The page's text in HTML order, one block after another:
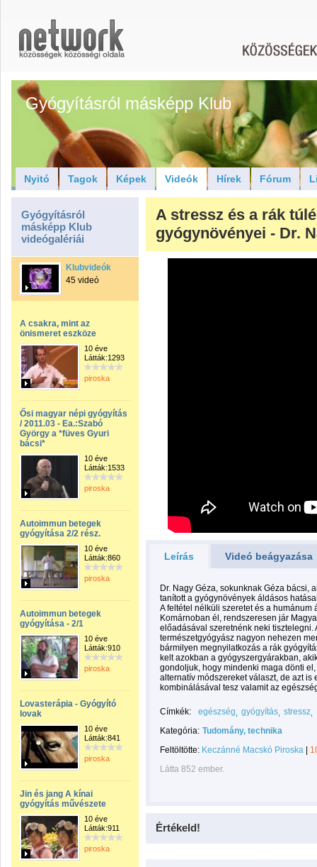
Gyógyításról másképp Klub
Nyitó Tagok Képek Videók Hírek Fórum
Gyógyításról
másképp Klub
videógalériái
Klubvideók
45 videó
A csakra, mint az
önismeret eszköze
10 éve
Látták:1293
piroska
Ősi magyar népi gyógyítás
/ 2011.03 - Ea.:Szabó
György a *füves Gyuri
bácsi*
10 éve
Látták:1533
piroska
Autoimmun betegek
gyógyítása 2/2 rész.
10 éve
Látták:860
piroska
Autoimmun betegek
gyógyítása - 2/1
10 éve
Látták:910
piroska
Lovasterápia - Gyógyító
lovak
10 éve
Látták:841
piroska
Jin és jang A kínai
gyógyítás művészete
10 éve
Látták:911
piroska
A stressz és a rák
gyógynövényei - Dr.
Leírás Videó beágyazása
Dr. Nagy Géza, sokunknak Géza bácsi,
tanított a gyógynövények áldásos
A feltétel nélküli szeretet és a
Komárnoban él, rendszeresen jár
előadásával szeretnénk neki tisztelegni.
természetgyógyász nagyon nehezen
bármilyen megnyilatkozás a rák
kelt azokban a gyógyszergyárakban,
gondoljuk, hogy mindenki maga dönti
alternatív módszereket választ, de azt is
kombinálásával tesz valamit az
Címkék: egészség gyógyítás stressz
Kategória: Tudomány, technika
Feltöltötte: Keczánné Macskó Piroska
Látta 852 ember.
Értékeld!